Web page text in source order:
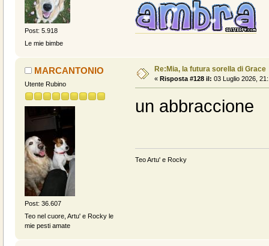
Post: 5.918
Le mie bimbe
MARCANTONIO
Utente Rubino
Post: 36.607
Teo nel cuore, Artu' e Rocky le
mie pesti amate
Re:Mia, la futura sorella di Grace
« Risposta #128 il: 03 Luglio 2026,
un abbraccione
Teo Artu' e Rocky